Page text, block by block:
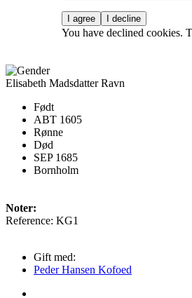
I agree I decline
You have declined cookies.
Elisabeth Madsdatter Ravn
Født
ABT 1605
Rønne
Død
SEP 1685
Bornholm
Noter:
Reference: KG1
Gift med:
Peder Hansen Kofoed